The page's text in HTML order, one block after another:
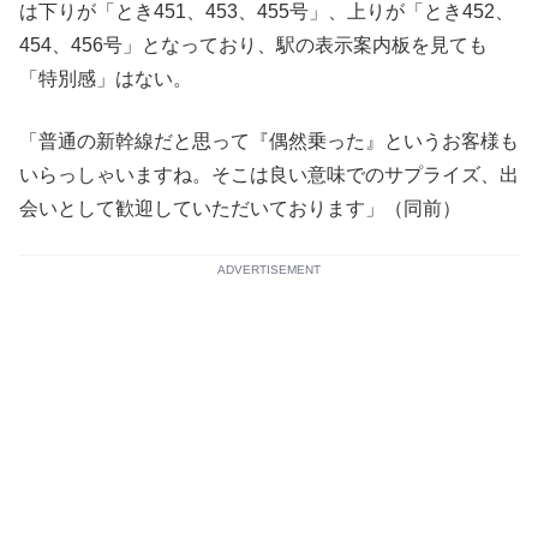
は下りが「とき451、453、455号」、上りが「とき452、
454、456号」となっており、駅の表示案内板を見ても
「特別感」はない。
「普通の新幹線だと思って『偶然乗った』というお客様も
いらっしゃいますね。そこは良い意味でのサプライズ、出
会いとして歓迎していただいております」（同前）
ADVERTISEMENT